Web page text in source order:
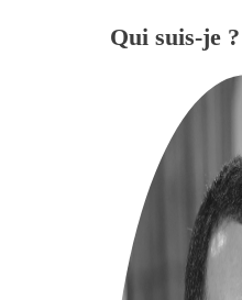
Qui suis-je ?